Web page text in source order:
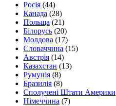
Росія (44)
Канада (28)
Польща (21)
Білорусь (20)
Молдова (17)
Словаччина (15)
Австрія (14)
Казахстан (13)
Румунія (8)
Бразилія (8)
Сполучені Штати Америки
Німеччина (7)